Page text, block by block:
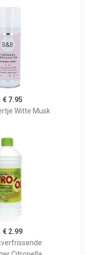
€ 7.95
Witte Musk
€ 2.99